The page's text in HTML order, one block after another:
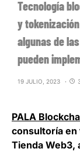
Tecnología
y
algunas de
pueden
19 JULIO, 2023
PALA
consultoría en
Tienda Web3,